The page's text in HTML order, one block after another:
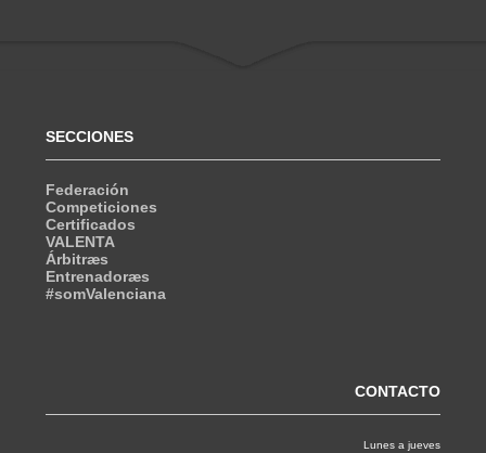
SECCIONES
Federación
Competiciones
Certificados
VALENTA
Árbitræs
Entrenadoræs
#somValenciana
CONTACTO
Lunes a jueves